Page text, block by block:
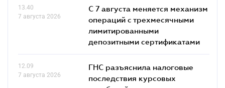
13.40
7 августа 2026
С 7 августа меняется механизм
операций с трехмесячными
лимитированными
депозитными сертификатами
12.09
7 августа 2026
ГНС разъяснила налоговые
последствия курсовых